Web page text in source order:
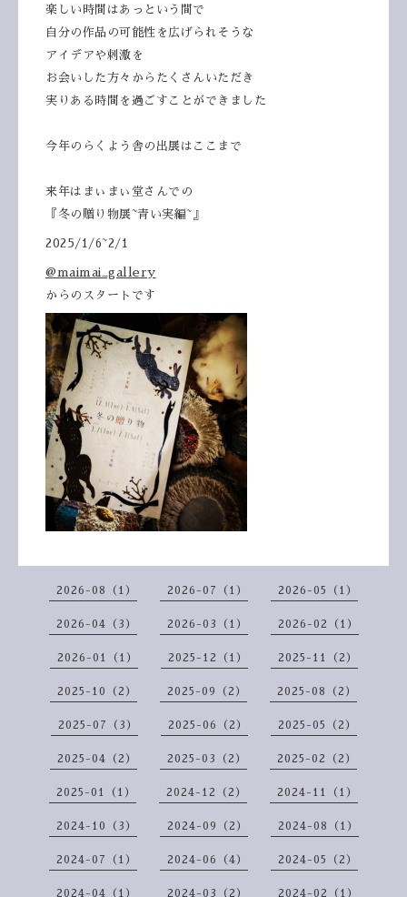
楽しい時間はあっという間で
自分の作品の可能性を広げられそうな
アイデアや刺激を
お会いした方々からたくさんいただき
実りある時間を過ごすことができました
今年のらくよう舎の出展はここまで
来年はまぃまぃ堂さんでの
『冬の贈り物展~青い実編~』
2025/1/6~2/1
@maimai_gallery
からのスタートです
2026-08（1） 2026-07（1） 2026-05（1）
2026-04（3） 2026-03（1） 2026-02（1）
2026-01（1） 2025-12（1） 2025-11（2）
2025-10（2） 2025-09（2） 2025-08（2）
2025-07（3） 2025-06（2） 2025-05（2）
2025-04（2） 2025-03（2） 2025-02（2）
2025-01（1） 2024-12（2） 2024-11（1）
2024-10（3） 2024-09（2） 2024-08（1）
2024-07（1） 2024-06（4） 2024-05（2）
2024-04（1） 2024-03（2） 2024-02（1）